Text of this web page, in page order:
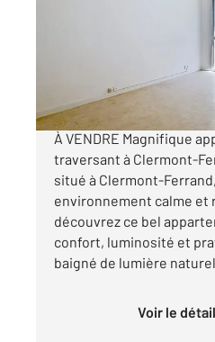
Appartement T3 à
131 000
MANDAT CONFIANCE -
À VENDRE Magnifique
traversant à Clermont-
situé à Clermont-
environnement calme et
découvrez ce bel
confort, luminosité et
baigné de lumière
Voir le